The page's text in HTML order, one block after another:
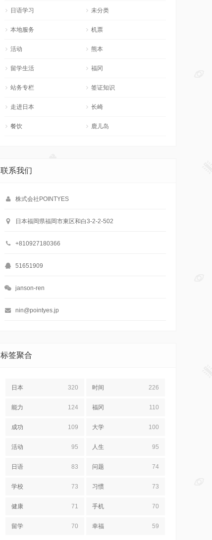
日语学习 未分类
本地服务 机票
活动 熊本
留学生活 福冈
站务专栏 签证知识
走进日本 长崎
餐饮 鹿儿岛
联系我们
株式会社POINTYES
日本福岡県福岡市東区和白3-2-2-502
+810927180366
51651909
janson-ren
nin@pointyes.jp
标签聚合
日本 320 时间 226
能力 124 福冈 110
成功 109 大学 100
活动 95 人生 95
日语 83 问题 74
学校 73 习惯 73
健康 71 手机 70
留学 70 幸福 59